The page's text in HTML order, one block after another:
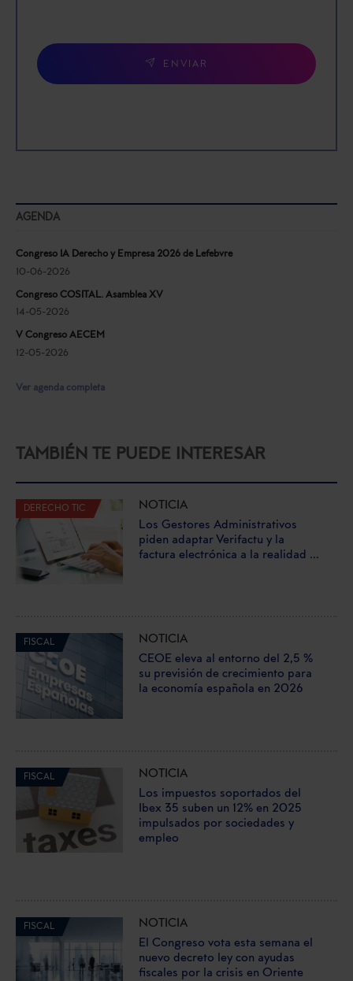
ENVIAR
AGENDA
Congreso IA Derecho y Empresa 2026 de Lefebvre
10-06-2026
Congreso COSITAL. Asamblea XV
14-05-2026
V Congreso AECEM
12-05-2026
Ver agenda completa
TAMBIÉN TE PUEDE INTERESAR
DERECHO TIC
NOTICIA
Los Gestores Administrativos
piden adaptar Verifactu y la
factura electrónica a la realidad ...
FISCAL
NOTICIA
CEOE eleva al entorno del 2,5 %
su previsión de crecimiento para
la economía española en 2026
FISCAL
NOTICIA
Los impuestos soportados del
Ibex 35 suben un 12% en 2025
impulsados por sociedades y
empleo
FISCAL
NOTICIA
El Congreso vota esta semana el
nuevo decreto ley con ayudas
fiscales por la crisis en Oriente